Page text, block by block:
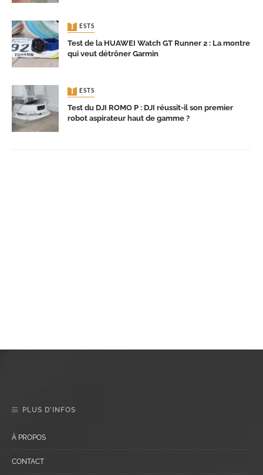
TESTS
Test de la HUAWEI Watch GT Runner 2 : La montre
qui veut détrôner Garmin
TESTS
Test du DJI ROMO P : DJI réussit-il son premier
robot aspirateur haut de gamme ?
PLUS D’INFOS
À PROPOS
CONTACT